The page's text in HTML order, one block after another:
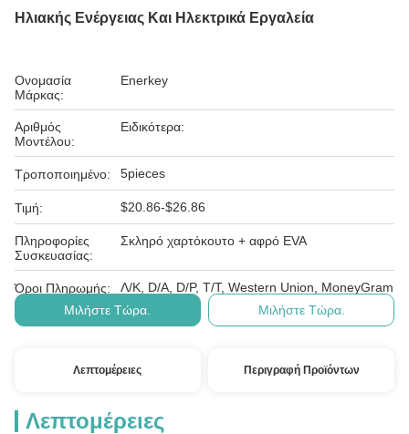
Ηλιακής Ενέργειας Και Ηλεκτρικά Εργαλεία
Ονομασία
Μάρκας:
Enerkey
Αριθμός
Μοντέλου:
Ειδικότερα:
Τροποποιημένο: 5pieces
Τιμή: $20.86-$26.86
Πληροφορίες
Συσκευασίας:
Σκληρό χαρτόκουτο + αφρό EVA
Όροι Πληρωμής:
Λ/Κ, D/A, D/P, T/T, Western Union, MoneyGram
Μιλήστε Τώρα.
Μιλήστε Τώρα.
Λεπτομέρειες Περιγραφή Προϊόντων
Λεπτομέρειες